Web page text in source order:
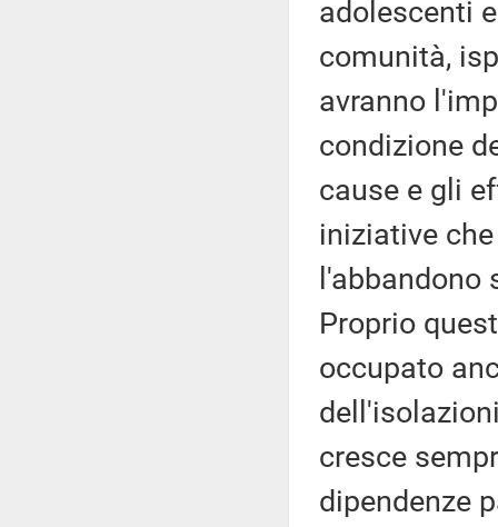
adolescenti
comunità,
avranno
condizione
cause e gli
iniziative
Proprio
occupato
cresce
dipendenze